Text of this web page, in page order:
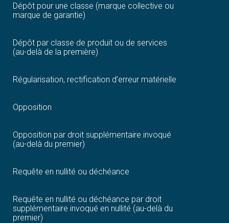
Dépôt pour une classe (marque collective ou
marque de garantie)
Dépôt par classe de produit ou de services
(au-delà de la première)
Régularisation, rectification d’erreur matérielle
Opposition
Opposition par droit supplémentaire invoqué
(au-delà du premier)
Requête en nullité ou déchéance
Requête en nullité ou déchéance par droit
supplémentaire invoqué en nullité (au-delà du
premier)